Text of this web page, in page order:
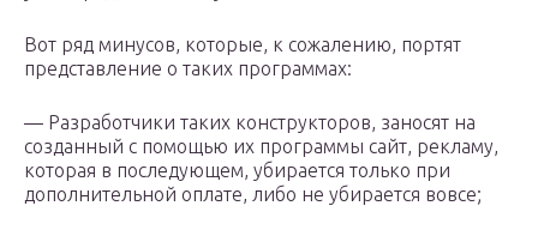
Вот ряд минусов, которые, к сожалению, портят
представление о таких программах:
— Разработчики таких конструкторов, заносят на
созданный с помощью их программы сайт, рекламу,
которая в последующем, убирается только при
дополнительной оплате, либо не убирается вовсе;